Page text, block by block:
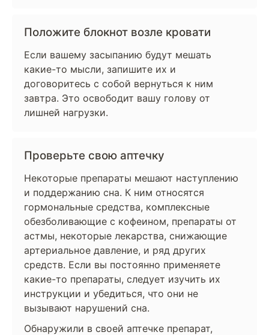
Положите блокнот возле кровати
Если вашему засыпанию будут мешать
какие-то мысли, запишите их и
договоритесь с собой вернуться к ним
завтра. Это освободит вашу голову от
лишней нагрузки.
Проверьте свою аптечку
Некоторые препараты мешают наступлению
и поддержанию сна. К ним относятся
гормональные средства, комплексные
обезболивающие с кофеином, препараты от
астмы, некоторые лекарства, снижающие
артериальное давление, и ряд других
средств. Если вы постоянно применяете
какие-то препараты, следует изучить их
инструкции и убедиться, что они не
вызывают нарушений сна.
Обнаружили в своей аптечке препарат,